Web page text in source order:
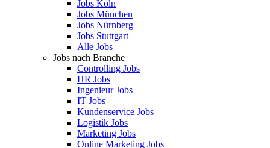
Jobs Köln
Jobs München
Jobs Nürnberg
Jobs Stuttgart
Alle Jobs
Jobs nach Branche
Controlling Jobs
HR Jobs
Ingenieur Jobs
IT Jobs
Kundenservice Jobs
Logistik Jobs
Marketing Jobs
Online Marketing Jobs